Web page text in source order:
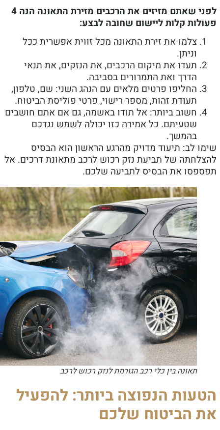
לפני שאתם מזיזים את הרכבים מזירת התאונה הנה 4
קלות ליישום שחובה לבצע:
צלמו את זירת התאונה מכל זווית אפשרית ככל
וניתן.
תעדו את מיקום הרכבים, את הנזקים, את תנאי
הדרך ואת התמרורים בסביבה.
החליפו פרטים מלאים עם הנהג השני: שם, טלפון,
תעודת זהות, מספר רישוי, פרטי פוליסת הביטוח.
חשוב ביותר: אל תודו באשמה, גם אם אתם חושבים
שטעיתם. כל אמירה כזו יכולה לשמש נגדכם
בהמשך.
לב: תיעוד מדויק מהרגע הראשון הוא הבסיס
של תביעת נזק רכוש לרכב מתאונת דרכים. אל
את הבסיס לתביעה שלכם.
תאונה בין כלי רכב הגורמת לנזק רכוש לרכב
הנפוצה ביותר: להפעיל
הביטוח שלכם